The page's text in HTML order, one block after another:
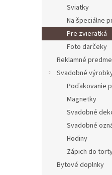
Sviatky
Na špeciálne
Pre zvieratká
Foto darčeky
Reklamné
Svadobné
Poďakovanie
Magnetky
Svadobné
Svadobné
Hodiny
Zápich do
Bytové doplnky